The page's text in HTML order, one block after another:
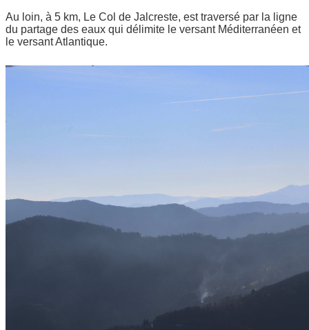
Au loin, à 5 km, Le Col de Jalcreste, est traversé par la ligne
du partage des eaux qui délimite le versant Méditerranéen et
le versant Atlantique.